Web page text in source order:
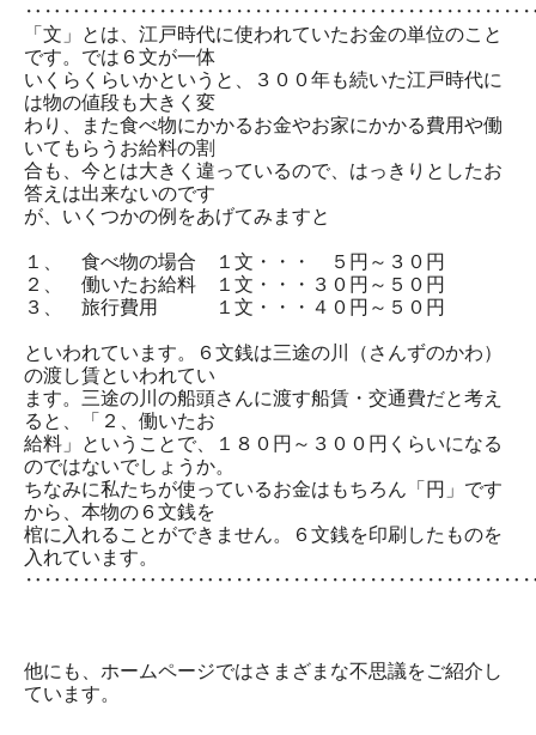
「文」とは、江戸時代に使われていたお金の単位のこと
です。では６文が一体
いくらくらいかというと、３００年も続いた江戸時代に
は物の値段も大きく変
わり、また食べ物にかかるお金やお家にかかる費用や働
いてもらうお給料の割
合も、今とは大きく違っているので、はっきりとしたお
答えは出来ないのです
が、いくつかの例をあげてみますと
１、 食べ物の場合 １文・・・ ５円～３０円
２、 働いたお給料 １文・・・３０円～５０円
３、 旅行費用 １文・・・４０円～５０円
といわれています。６文銭は三途の川（さんずのかわ）
の渡し賃といわれてい
ます。三途の川の船頭さんに渡す船賃・交通費だと考え
ると、「２、働いたお
給料」ということで、１８０円～３００円くらいになる
のではないでしょうか。
ちなみに私たちが使っているお金はもちろん「円」です
から、本物の６文銭を
棺に入れることができません。６文銭を印刷したものを
入れています。
他にも、ホームページではさまざまな不思議をご紹介し
ています。